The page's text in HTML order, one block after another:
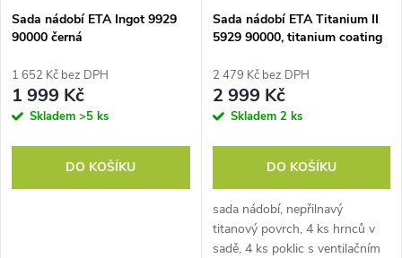
Sada nádobí ETA Ingot 9929
90000 černá
1 652 Kč bez DPH
1 999 Kč
Skladem >5 ks
DO KOŠÍKU
Sada nádobí ETA Titanium II
5929 90000, titanium coating
2 479 Kč bez DPH
2 999 Kč
Skladem 2 ks
DO KOŠÍKU
sada nádobí, nepřilnavý
titanový povrch, 4 ks hrnců v
sadě, 4 ks poklic s ventilačním